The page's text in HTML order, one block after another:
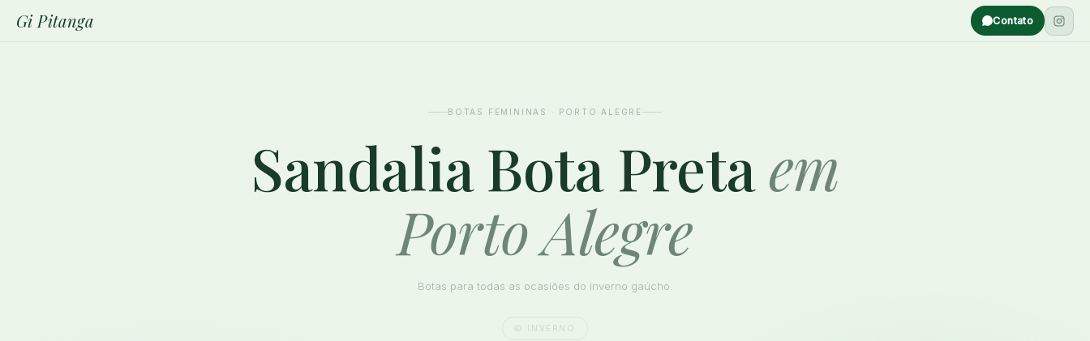
Gi Pitanga Contato
BOTAS FEMININAS · PORTO ALEGRE
Sandalia Bota Pretaem
Porto Alegre
Botas para todas as ocasiões do inverno gaúcho.
🧥 INVERNO